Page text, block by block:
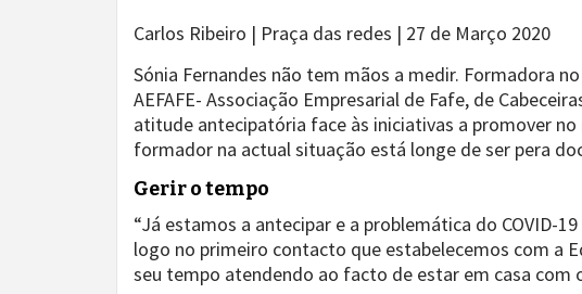
Carlos Ribeiro | Praça das redes | 27 de Março 2020
Sónia Fernandes não tem mãos a medir. Formadora
AEFAFE- Associação Empresarial de Fafe, de
atitude antecipatória face às iniciativas a promover
formador na actual situação está longe de ser pera
Gerir o tempo
“Já estamos a antecipar e a problemática do COVID-
logo no primeiro contacto que estabelecemos com a
seu tempo atendendo ao facto de estar em casa